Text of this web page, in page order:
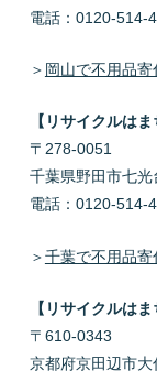
電話：0120-514-
＞ 岡山で不用品
【リサイクルは
〒278-0051
千葉県野田市七
電話：0120-514-
＞千葉で不用品
【リサイクルは
〒610-0343
京都府京田辺市大